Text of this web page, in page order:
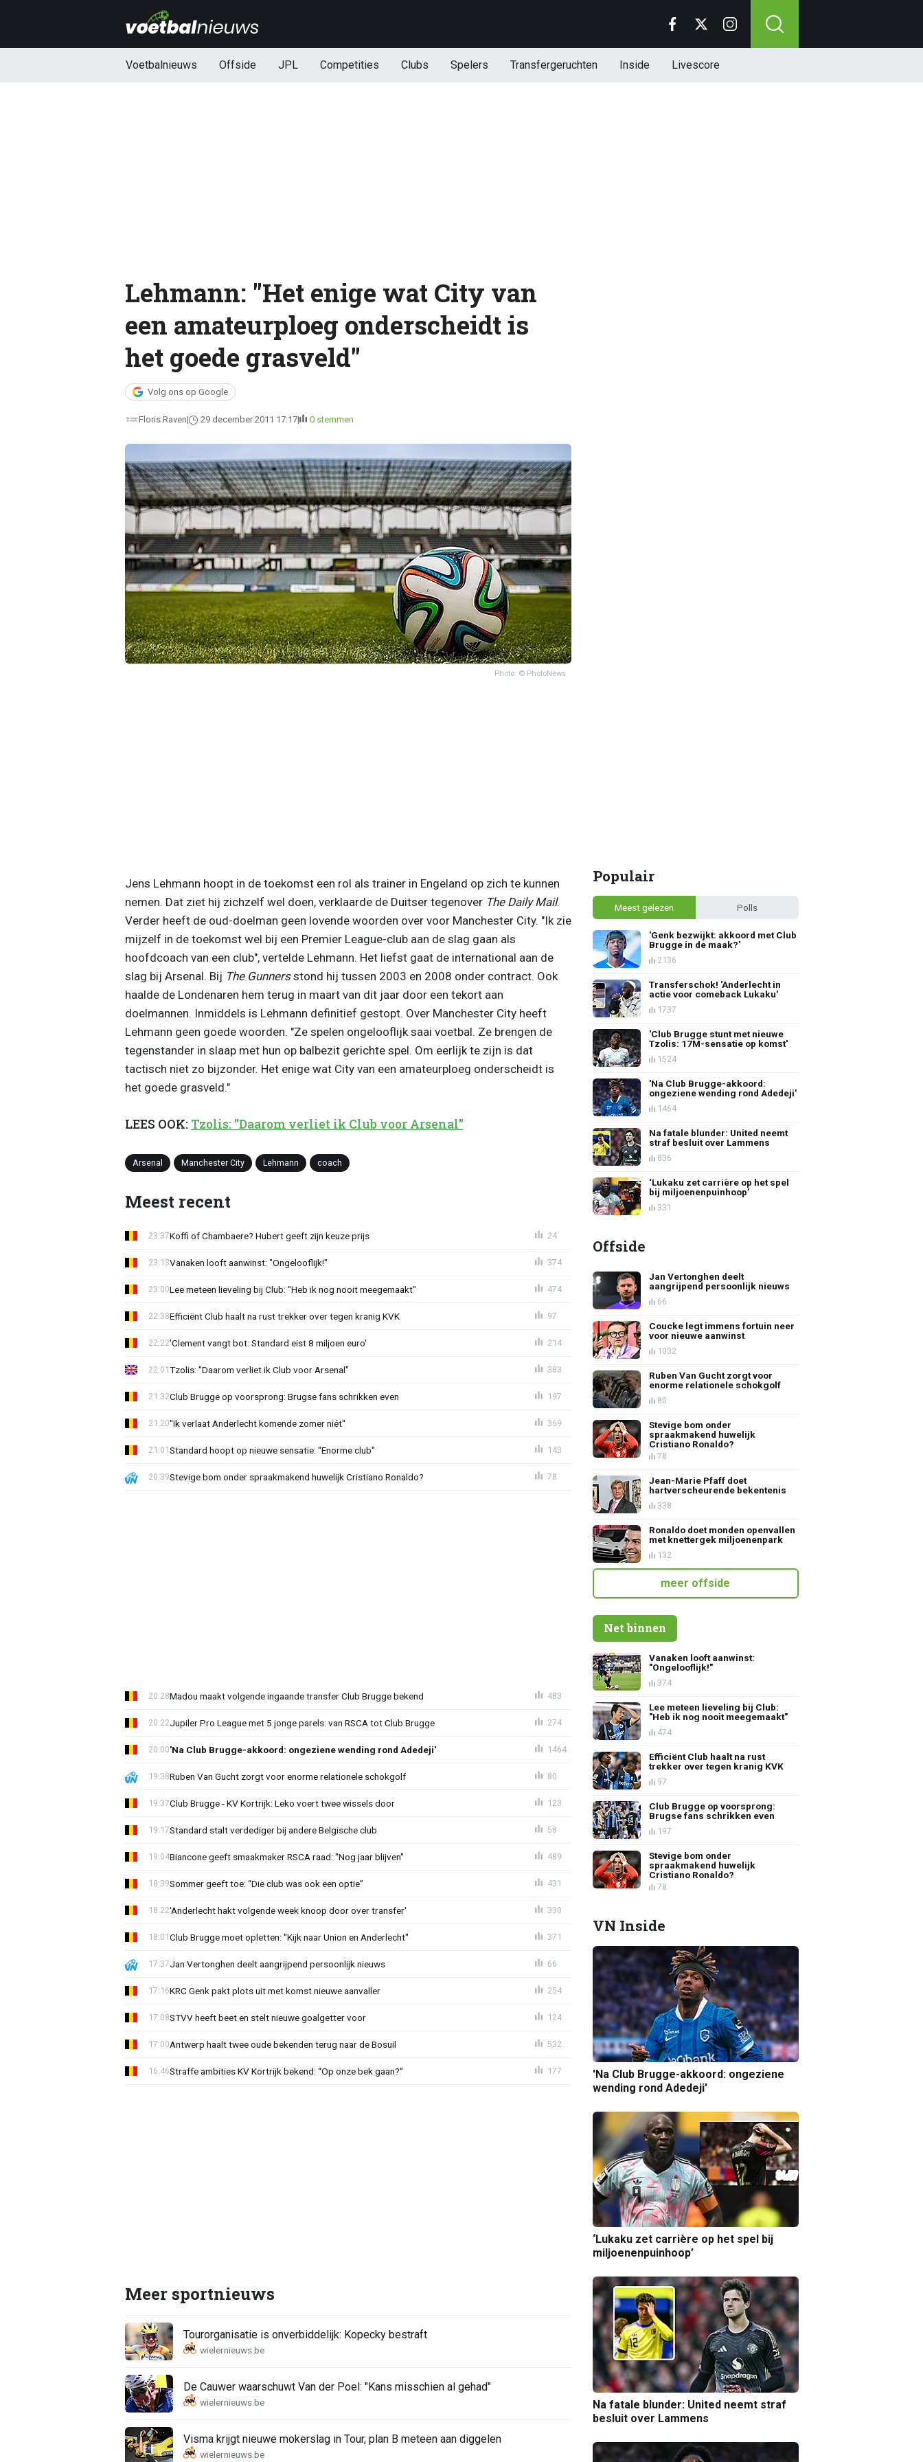
Voetbalnieuws Offside JPL Competities Clubs Spelers Transfergeruchten Inside Livescore
Lehmann: "Het enige wat City van
een amateurploeg onderscheidt is
het goede grasveld"
Volg ons op Google
Floris Raven 29 december 2011 17:17 0 stemmen
Photo: © PhotoNews
Jens Lehmann hoopt in de toekomst een rol als trainer in Engeland op zich te kunnen
nemen. Dat ziet hij zichzelf wel doen, verklaarde de Duitser tegenover The Daily Mail.
Verder heeft de oud-doelman geen lovende woorden over voor Manchester City. "Ik zie
mijzelf in de toekomst wel bij een Premier League-club aan de slag gaan als
hoofdcoach van een club", vertelde Lehmann. Het liefst gaat de international aan de
slag bij Arsenal. Bij The Gunnersstond hij tussen 2003 en 2008 onder contract. Ook
haalde de Londenaren hem terug in maart van dit jaar door een tekort aan
doelmannen. Inmiddels is Lehmann definitief gestopt. Over Manchester City heeft
Lehmann geen goede woorden. "Ze spelen ongelooflijk saai voetbal. Ze brengen de
tegenstander in slaap met hun op balbezit gerichte spel. Om eerlijk te zijn is dat
tactisch niet zo bijzonder. Het enige wat City van een amateurploeg onderscheidt is
het goede grasveld."
LEES OOK: Tzolis: "Daarom verliet ik Club voor Arsenal"
Arsenal Manchester City Lehmann coach
Meest recent
Koffi of Chambaere? Hubert geeft zijn keuze prijs
23:37 24
Vanaken looft aanwinst: "Ongelooflijk!"
23:13 374
Lee meteen lieveling bij Club: "Heb ik nog nooit meegemaakt"
23:00 474
Efficiënt Club haalt na rust trekker over tegen kranig KVK
22:38 97
'Clement vangt bot: Standard eist 8 miljoen euro'
22:22 214
Tzolis: "Daarom verliet ik Club voor Arsenal"
22:01 383
Club Brugge op voorsprong: Brugse fans schrikken even
21:32 197
"Ik verlaat Anderlecht komende zomer niét"
21:20 369
Standard hoopt op nieuwe sensatie: "Enorme club"
21:01 143
Stevige bom onder spraakmakend huwelijk Cristiano Ronaldo?
20:39 78
Madou maakt volgende ingaande transfer Club Brugge bekend
20:28 483
Jupiler Pro League met 5 jonge parels: van RSCA tot Club Brugge
20:22 274
'Na Club Brugge-akkoord: ongeziene wending rond Adedeji'
20:00 1464
Ruben Van Gucht zorgt voor enorme relationele schokgolf
19:38 80
Club Brugge - KV Kortrijk: Leko voert twee wissels door
19:37 123
Standard stalt verdediger bij andere Belgische club
19:17 58
Biancone geeft smaakmaker RSCA raad: "Nog jaar blijven"
19:04 489
Sommer geeft toe: “Die club was ook een optie”
18:39 431
'Anderlecht hakt volgende week knoop door over transfer'
18:22 330
Club Brugge moet opletten: "Kijk naar Union en Anderlecht"
18:01 371
Jan Vertonghen deelt aangrijpend persoonlijk nieuws
17:37 66
KRC Genk pakt plots uit met komst nieuwe aanvaller
17:16 254
STVV heeft beet en stelt nieuwe goalgetter voor
17:08 124
Antwerp haalt twee oude bekenden terug naar de Bosuil
17:00 532
Straffe ambities KV Kortrijk bekend: “Op onze bek gaan?”
16:46 177
Meer sportnieuws
Tourorganisatie is onverbiddelijk: Kopecky bestraft
De Cauwer waarschuwt Van der Poel: "Kans misschien al gehad"
Visma krijgt nieuwe mokerslag in Tour, plan B meteen aan diggelen
Populair
Meest gelezen Polls
'Genk bezwijkt: akkoord met Club
Brugge in de maak?'
2136
Transferschok! 'Anderlecht in
actie voor comeback Lukaku'
1737
'Club Brugge stunt met nieuwe
Tzolis: 17M-sensatie op komst'
1524
'Na Club Brugge-akkoord:
ongeziene wending rond Adedeji'
1464
Na fatale blunder: United neemt
straf besluit over Lammens
836
‘Lukaku zet carrière op het spel
bij miljoenenpuinhoop’
331
Offside
Jan Vertonghen deelt
aangrijpend persoonlijk nieuws
66
Coucke legt immens fortuin neer
voor nieuwe aanwinst
1032
Ruben Van Gucht zorgt voor
enorme relationele schokgolf
80
Stevige bom onder
spraakmakend huwelijk
Cristiano Ronaldo?
78
Jean-Marie Pfaff doet
hartverscheurende bekentenis
338
Ronaldo doet monden openvallen
met knettergek miljoenenpark
132
meer offside
Net binnen
Vanaken looft aanwinst:
"Ongelooflijk!"
374
Lee meteen lieveling bij Club:
"Heb ik nog nooit meegemaakt"
474
Efficiënt Club haalt na rust
trekker over tegen kranig KVK
97
Club Brugge op voorsprong:
Brugse fans schrikken even
197
Stevige bom onder
spraakmakend huwelijk
Cristiano Ronaldo?
78
VN Inside
'Na Club Brugge-akkoord: ongeziene
wending rond Adedeji'
‘Lukaku zet carrière op het spel bij
miljoenenpuinhoop’
Na fatale blunder: United neemt straf
besluit over Lammens